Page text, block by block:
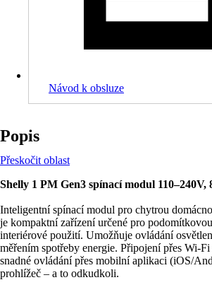
Návod k obsluze
Popis
Přeskočit oblast
Shelly 1 PM Gen3 spínací modul
Inteligentní spínací modul pro chytrou
je kompaktní zařízení určené pro
interiérové použití. Umožňuje ovládání
měřením spotřeby energie. Připojení přes Wi-
snadné ovládání přes mobilní aplikaci (iOS/
prohlížeč – a to odkudkoli.